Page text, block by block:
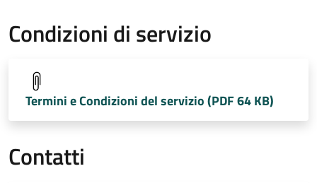
Condizioni di servizio
Termini e Condizioni del servizio (PDF 64 KB)
Contatti